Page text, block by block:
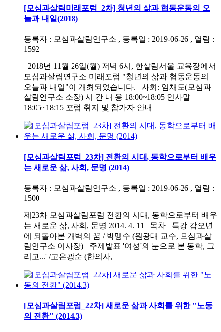
[모심과살림미래포럼_2차] 청년의 삶과 협동운동의 오
늘과 내일(2018)
등록자 : 모심과살림연구소 , 등록일 : 2019-06-26 , 열람 :
1592
2018년 11월 26일(월) 저녁 6시, 한살림서울 교육장에서
모심과살림연구소 미래포럼 "청년의 삶과 협동운동의
오늘과 내일"이 개최되었습니다. 사회: 임채도(모심과
살림연구소 소장) 시 간 내 용 18:00~18:05 인사말
18:05~18:15 포럼 취지 및 참가자 안내
[모심과살림포럼_23차] 전환의 시대, 동학으로부터 배우
는 새로운 삶, 사회, 문명 (2014)
등록자 : 모심과살림연구소 , 등록일 : 2019-06-26 , 열람 :
1500
제23차 모심과살림포럼 전환의 시대, 동학으로부터 배우
는 새로운 삶, 사회, 문명 2014. 4. 11 목차 특강 갑오년
에 되돌아본 개벽의 꿈 / 박맹수 (원광대 교수, 모심과살
림연구소 이사장) 주제발표 '여성'의 눈으로 본 동학, 그
리고...' /고은광순 (한의사,
[모심과살림포럼_22차] 새로운 삶과 사회를 위한 "노동
의 전환" (2014.3)